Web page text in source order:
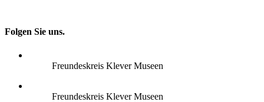
Folgen Sie uns.
Freundeskreis Klever Museen
Freundeskreis Klever Museen